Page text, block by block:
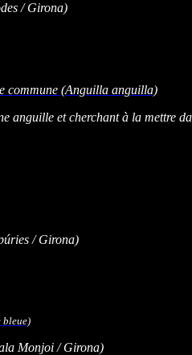
/ Girona)
anguille et cherchant à la
/ Girona)
Monjoi/ Girona)